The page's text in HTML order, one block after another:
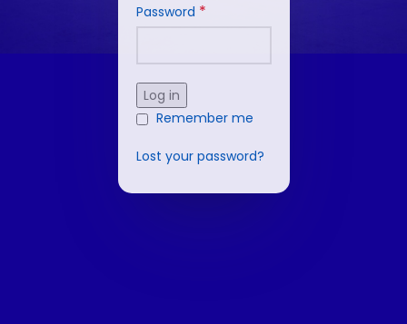
Password *
Log in
Remember me
Lost your password?